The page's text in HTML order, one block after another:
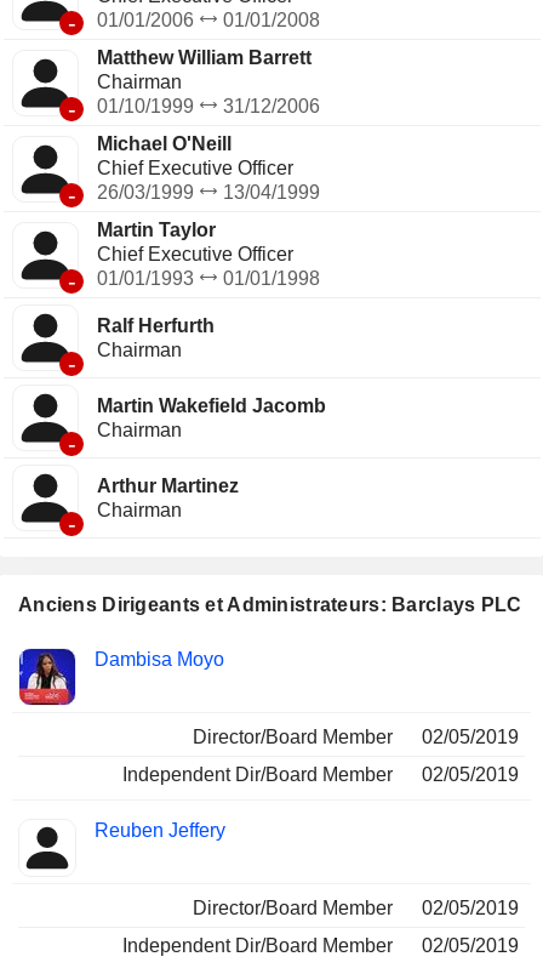
Anciens Dirigeants et Administrateurs: Barclays PLC
Insider
Fonctions
Dambisa Moyo
Director/Board Member
02/05/2019
Independent Dir/Board Member
02/05/2019
Reuben Jeffery
Director/Board Member
02/05/2019
Independent Dir/Board Member
02/05/2019
-
01/01/2006
01/01/2008
-
Matthew William Barrett
Chairman
01/10/1999
31/12/2006
-
Michael O'Neill
Chief Executive Officer
26/03/1999
13/04/1999
-
Martin Taylor
Chief Executive Officer
01/01/1993
01/01/1998
-
Ralf Herfurth
Chairman
-
Martin Wakefield Jacomb
Chairman
-
Arthur Martinez
Chairman